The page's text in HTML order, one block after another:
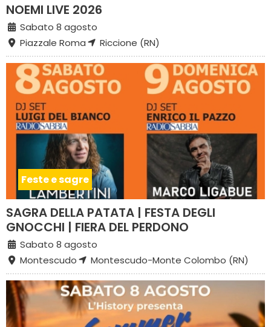
NOEMI LIVE 2026
Sabato 8 agosto
Piazzale Roma
Riccione (RN)
Feste e sagre
SAGRA DELLA PATATA | FESTA DEGLI
GNOCCHI | FIERA DEL PERDONO
Sabato 8 agosto
Montescudo
Montescudo-Monte Colombo (RN)